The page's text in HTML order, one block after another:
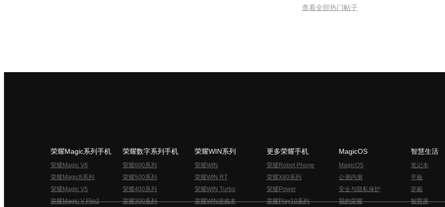
查看全部热门帖子
荣耀Magic系列手机
荣耀Magic V6
荣耀Magic8系列
荣耀Magic V5
荣耀Magic V Flip2
荣耀数字系列手机
荣耀600系列
荣耀500系列
荣耀400系列
荣耀300系列
荣耀WIN系列
荣耀WIN
荣耀WIN RT
荣耀WIN Turbo
荣耀WIN游戏本
更多荣耀手机
荣耀Robot Phone
荣耀X80系列
荣耀Power
荣耀Play10系列
MagicOS
MagicOS
公测内测
安全与隐私保护
我的荣耀
智慧生活
笔记本
平板
穿戴
智慧屏